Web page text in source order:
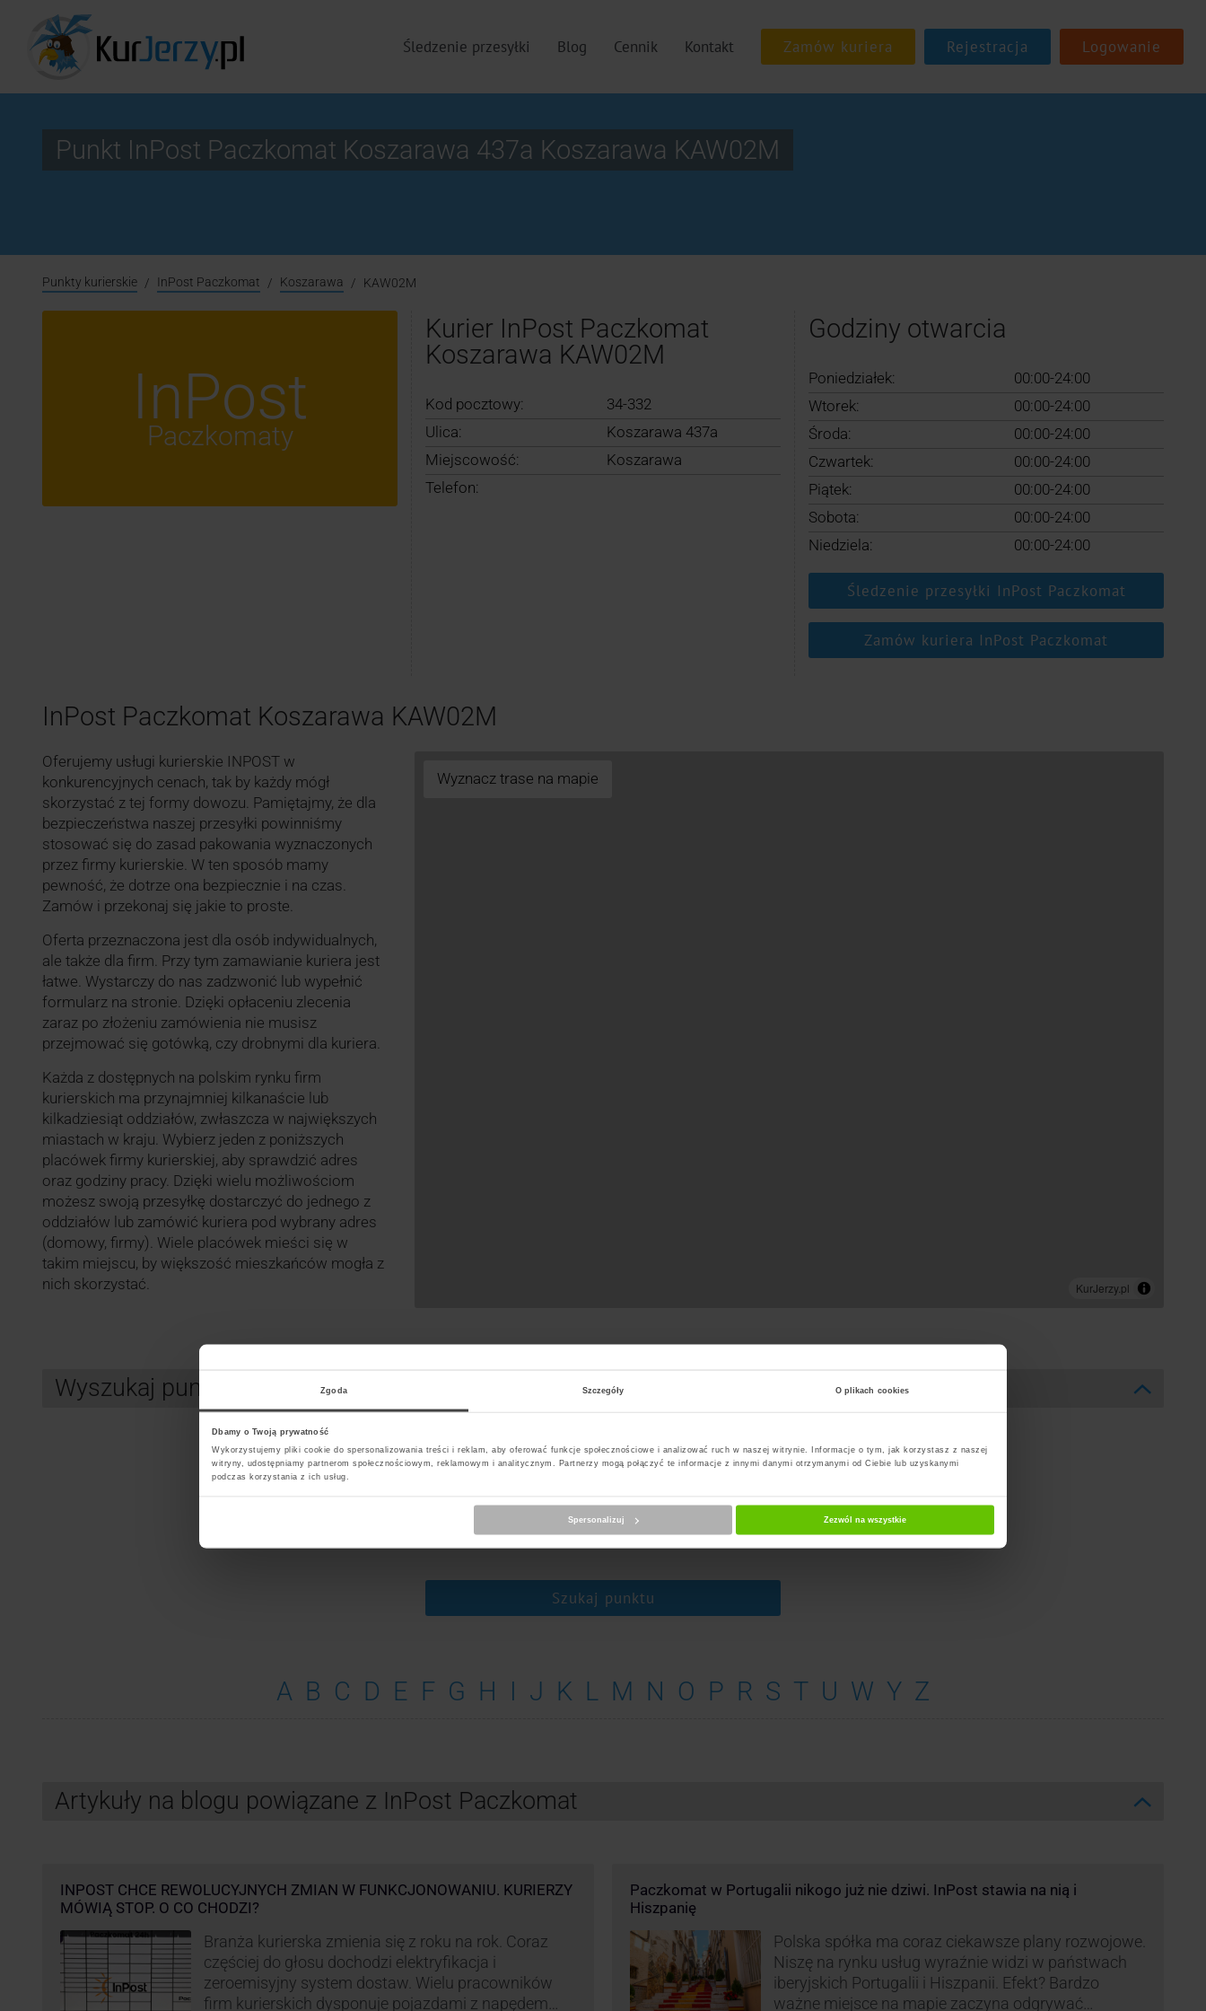
Zgoda Szczegóły O plikach cookies
Dbamy o Twoją prywatność
Wykorzystujemy pliki cookie do spersonalizowania treści i reklam, aby oferować funkcje społecznościowe i analizować ruch w naszej witrynie. Informacje o tym, jak korzystasz z naszej
witryny, udostępniamy partnerom społecznościowym, reklamowym i analitycznym. Partnerzy mogą połączyć te informacje z innymi danymi otrzymanymi od Ciebie lub uzyskanymi
podczas korzystania z ich usług.
Spersonalizuj Zezwól na wszystkie
Śledzenie przesyłki Blog Cennik Kontakt Rejestracja Logowanie
Punkt InPost Paczkomat Koszarawa 437a Koszarawa KAW02M
Punkty kurierskie InPost Paczkomat Koszarawa KAW02M
InPost
Paczkomaty
Kurier InPost Paczkomat
Koszarawa KAW02M
Kod pocztowy:
34-332
Ulica:
Koszarawa 437a
Miejscowość:
Koszarawa
Telefon:
Godziny otwarcia
Poniedziałek:
00:00-24:00
Wtorek:
00:00-24:00
Środa:
00:00-24:00
Czwartek:
00:00-24:00
Piątek:
00:00-24:00
Sobota:
00:00-24:00
Niedziela:
00:00-24:00
Śledzenie przesyłki InPost Paczkomat
Zamów kuriera InPost Paczkomat
InPost Paczkomat Koszarawa KAW02M
Oferujemy usługi kurierskie INPOST w
konkurencyjnych cenach, tak by każdy mógł
skorzystać z tej formy dowozu. Pamiętajmy, że dla
bezpieczeństwa naszej przesyłki powinniśmy
stosować się do zasad pakowania wyznaczonych
przez firmy kurierskie. W ten sposób mamy
pewność, że dotrze ona bezpiecznie i na czas.
Zamów i przekonaj się jakie to proste.
Oferta przeznaczona jest dla osób indywidualnych,
ale także dla firm. Przy tym zamawianie kuriera jest
łatwe. Wystarczy do nas zadzwonić lub wypełnić
formularz na stronie. Dzięki opłaceniu zlecenia
zaraz po złożeniu zamówienia nie musisz
przejmować się gotówką, czy drobnymi dla kuriera.
Każda z dostępnych na polskim rynku firm
kurierskich ma przynajmniej kilkanaście lub
kilkadziesiąt oddziałów, zwłaszcza w największych
miastach w kraju. Wybierz jeden z poniższych
placówek firmy kurierskiej, aby sprawdzić adres
oraz godziny pracy. Dzięki wielu możliwościom
możesz swoją przesyłkę dostarczyć do jednego z
oddziałów lub zamówić kuriera pod wybrany adres
(domowy, firmy). Wiele placówek mieści się w
takim miejscu, by większość mieszkańców mogła z
nich skorzystać.
Wyznacz trase na mapie
Wyszukaj punkt kurierski InPost Paczkomat
Search
Szukaj punktu
A B C D E F G H I J K L M N O P R S T U W Y Z
Artykuły na blogu powiązane z InPost Paczkomat
INPOST CHCE REWOLUCYJNYCH ZMIAN W FUNKCJONOWANIU. KURIERZY
MÓWIĄ STOP. O CO CHODZI?
Branża kurierska zmienia się z roku na rok. Coraz
częściej do głosu dochodzi elektryfikacja i
zeroemisyjny system dostaw. Wielu pracowników
firm kurierskich dysponuje pojazdami z napędem
Paczkomat w Portugalii nikogo już nie dziwi. InPost stawia na nią i
Hiszpanię
Polska spółka ma coraz ciekawsze plany rozwojowe.
Niszę na rynku usług wyraźnie widzi w państwach
iberyjskich Portugalii i Hiszpanii. Efekt? Bardzo
ważne miejsce na mapie zaczyna odgrywać